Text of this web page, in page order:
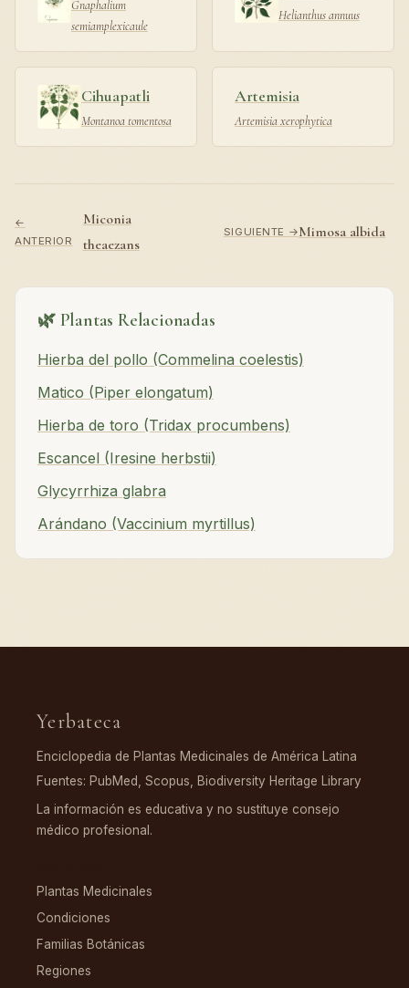
Gnaphalium
semiamplexicaule
Helianthus annuus
Cihuapatli
Montanoa tomentosa
Artemisia
Artemisia xerophytica
←
ANTERIOR
Miconia
theaezans
SIGUIENTE →Mimosa albida
🌿 Plantas Relacionadas
Hierba del pollo (Commelina coelestis)
Matico (Piper elongatum)
Hierba de toro (Tridax procumbens)
Escancel (Iresine herbstii)
Glycyrrhiza glabra
Arándano (Vaccinium myrtillus)
Yerbateca
Enciclopedia de Plantas Medicinales de América Latina
Fuentes: PubMed, Scopus, Biodiversity Heritage Library
La información es educativa y no sustituye consejo
médico profesional.
Plantas Medicinales
Condiciones
Familias Botánicas
Regiones